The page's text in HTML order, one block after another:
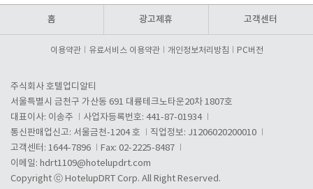
홈 광고제휴 고객센터
이용약관 유료서비스 이용약관 개인정보처리방침 PC버전
주식회사 호텔업디알티
서울특별시 금천구 가산동 691 대륭테크노타운20차 1807호
대표이사: 이송주
사업자등록번호: 441-87-01934
통신판매업신고: 서울금천-1204 호
직업정보: J1206020200010
고객센터: 1644-7896
Fax: 02-2225-8487
이메일: hdrt1109@hotelupdrt.com
Copyright ⓒ HotelupDRT Corp. All Right Reserved.